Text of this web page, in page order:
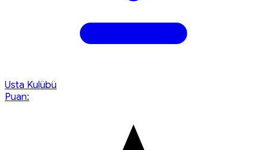
Usta Kulübü
Puan: